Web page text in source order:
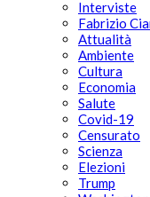
Interviste
Fabrizio
Attualità
Ambiente
Cultura
Economia
Salute
Covid-19
Censurato
Scienza
Elezioni
Trump